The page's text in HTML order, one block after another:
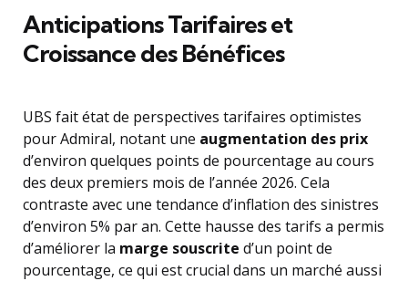
Anticipations Tarifaires et
Croissance des Bénéfices
UBS fait état de perspectives tarifaires optimistes
pour Admiral, notant une augmentation des prix
d’environ quelques points de pourcentage au cours
des deux premiers mois de l’année 2026. Cela
contraste avec une tendance d’inflation des sinistres
d’environ 5% par an. Cette hausse des tarifs a permis
d’améliorer la marge souscrite d’un point de
pourcentage, ce qui est crucial dans un marché aussi